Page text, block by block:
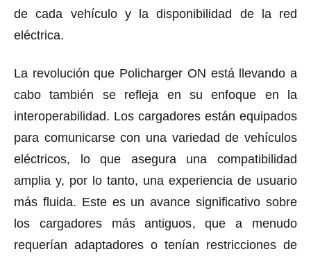
de cada vehículo y la disponibilidad de la red
eléctrica.
La revolución que Policharger ON está llevando a
cabo también se refleja en su enfoque en la
interoperabilidad. Los cargadores están equipados
para comunicarse con una variedad de vehículos
eléctricos, lo que asegura una compatibilidad
amplia y, por lo tanto, una experiencia de usuario
más fluida. Este es un avance significativo sobre
los cargadores más antiguos, que a menudo
requerían adaptadores o tenían restricciones de